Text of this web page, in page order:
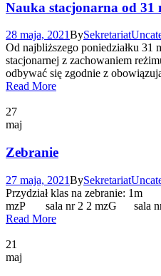
Nauka stacjonarna od 31
28 maja, 2021BySekretariat
Od najbliższego poniedziałku 31
stacjonarnej z zachowaniem
odbywać się zgodnie z
Read More
27
maj
Zebranie
27 maja, 2021BySekretariat
Przydział klas na zebranie:
mzP sala nr 2 2 mzG
Read More
21
maj